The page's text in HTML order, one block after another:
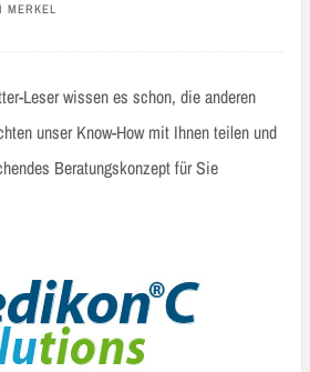
MERKEL
Leser wissen es schon, die anderen
unser Know-How mit Ihnen teilen und
Beratungskonzept für Sie